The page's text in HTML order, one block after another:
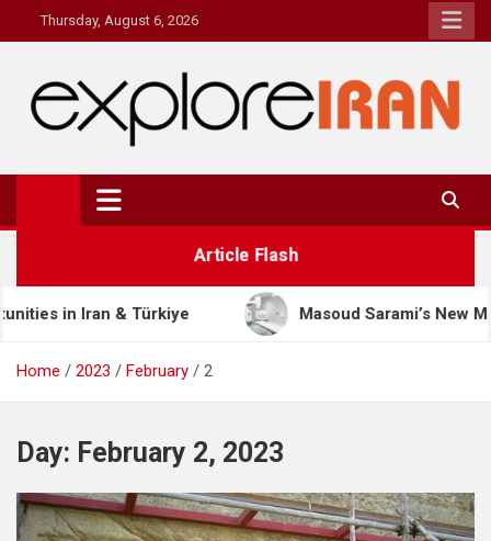
to
Thursday, August 6, 2026
explore Iran
The Most Prestigous Travel & Business Magazine
Article Flash
Masoud Sarami’s New Management
Home 2023 February 2
Day: February 2, 2023